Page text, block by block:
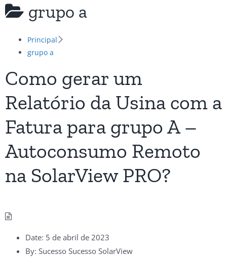
grupo a
Principal
grupo a
Como gerar um
Relatório da Usina com a
Fatura para grupo A –
Autoconsumo Remoto
na SolarView PRO?
Date: 5 de abril de 2023
By: Sucesso Sucesso SolarView